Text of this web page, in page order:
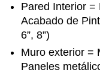
Pared Interior =
Acabado de
6”, 8”)
Muro exterior =
Paneles